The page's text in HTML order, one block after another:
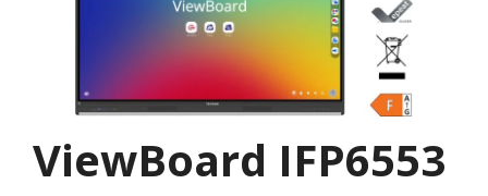
ViewBoard IFP6553